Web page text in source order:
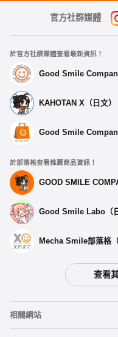
官方社群媒體
於官方社群媒體查看最新資訊！
Good Smile
KAHOTAN X（日文）
Good Smile
於部落格查看推薦商品資訊！
GOOD SMILE
Good Smile Labo（日
Mecha Smile部落格（
查看
相關網站